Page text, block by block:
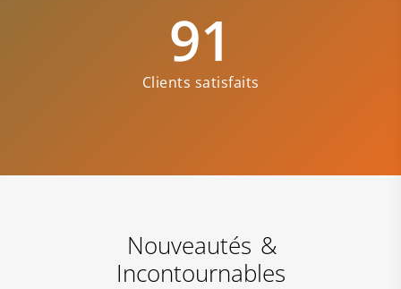
91
Clients satisfaits
Nouveautés &
Incontournables